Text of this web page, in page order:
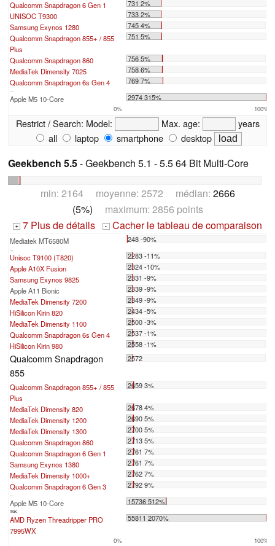
Qualcomm Snapdragon 6 Gen 1
731 2%
UNISOC T9300
733 2%
Samsung Exynos 1280
745 4%
Qualcomm Snapdragon 855+ / 855
Plus
751 5%
Qualcomm Snapdragon 860
756 5%
MediaTek Dimensity 7025
758 6%
Qualcomm Snapdragon 6s Gen 4
769 7%
...
Apple M5 10-Core 2974 315%
0% 100%
Restrict / Search: Model: Max. age:
years
all
laptop smartphone desktop
Geekbench 5.5- Geekbench 5.1 - 5.5 64 Bit Multi-Core
min: 2164 moyenne: 2572 médian: 2666
(5%) maximum: 2856 points
+ 7 Plus de détails - Cacher le tableau de comparaison
Mediatek MT6580M 248 -90%
...
Unisoc T9100 (T820)
2283 -11%
Apple A10X Fusion
2324 -10%
Samsung Exynos 9825
2331 -9%
Apple A11 Bionic
2339 -9%
MediaTek Dimensity 7200
2349 -9%
HiSilicon Kirin 820
2434 -5%
MediaTek Dimensity 1100
2500 -3%
Qualcomm Snapdragon 6s Gen 4
2537 -1%
HiSilicon Kirin 980
2558 -1%
Qualcomm Snapdragon
855
2572
Qualcomm Snapdragon 855+ / 855
Plus
2659 3%
MediaTek Dimensity 820
2678 4%
MediaTek Dimensity 1200
2690 5%
MediaTek Dimensity 1300
2700 5%
Qualcomm Snapdragon 860
2713 5%
Qualcomm Snapdragon 6 Gen 1
2761 7%
Samsung Exynos 1380
2761 7%
MediaTek Dimensity 1000+
2762 7%
Qualcomm Snapdragon 6 Gen 3
2792 9%
...
Apple M5 10-Core 15736 512%
max:
AMD Ryzen Threadripper PRO
7995WX
55811 2070%
0% 100%